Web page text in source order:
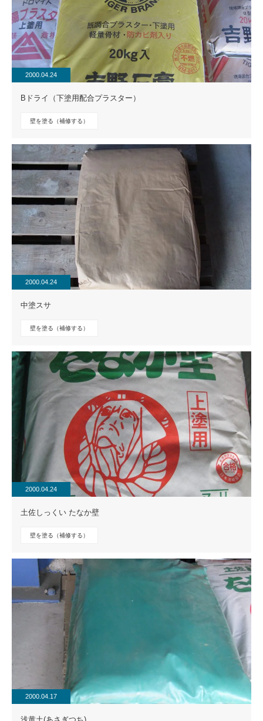
2000.04.24
Bドライ（下塗用配合プラスター）
壁を塗る（補修する）
2000.04.24
中塗スサ
壁を塗る（補修する）
2000.04.24
土佐しっくい たなか壁
壁を塗る（補修する）
2000.04.17